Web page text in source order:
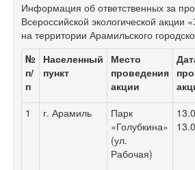
Информация об ответственных за
Всероссийской экологической акции
на территории Арамильского
№
п/
п
Населенный
пункт
Место
проведения
акции
1
г. Арамиль
Парк
«Голубкина»
(ул.
Рабочая)